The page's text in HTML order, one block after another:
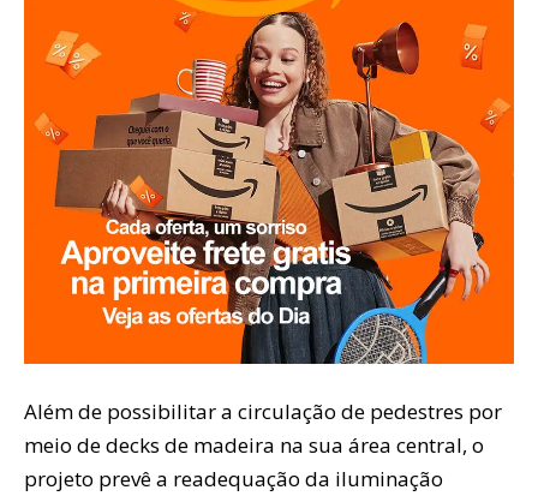
Além de possibilitar a circulação de pedestres por
meio de decks de madeira na sua área central, o
projeto prevê a readequação da iluminação